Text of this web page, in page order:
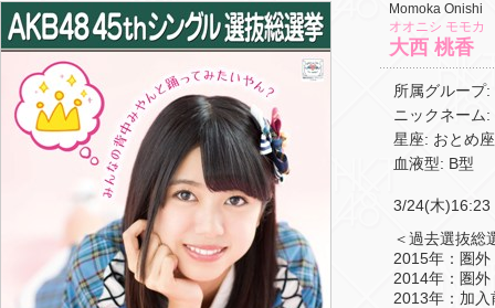
Momoka Onishi
オオニシ モモカ
大西 桃香
所属グループ
ニックネーム
星座: おとめ座
血液型: B型
3/24(木)16:23
＜過去選抜総
2015年：圏外
2014年：圏外
2013年：加入